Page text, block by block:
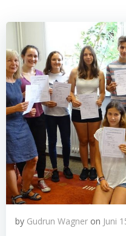
by Gudrun Wagner on Juni